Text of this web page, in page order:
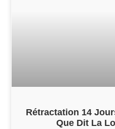
Rétractation 14
Que Dit La